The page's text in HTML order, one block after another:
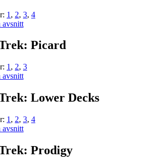
1 , 2, 3, 4
avsnitt
Picard
1 , 2, 3
avsnitt
Lower Decks
1 , 2, 3, 4
avsnitt
Prodigy